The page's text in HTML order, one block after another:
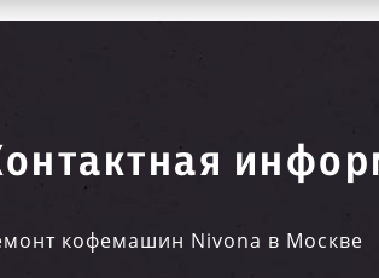
кофемашин Nivona в Москве